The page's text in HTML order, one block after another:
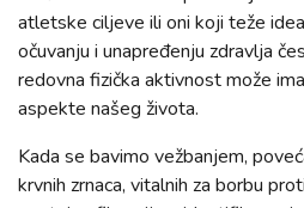
atletske ciljeve ili oni koji teže
očuvanju i unapređenju zdravlja
redovna fizička aktivnost može
aspekte našeg života.
Kada se bavimo vežbanjem,
krvnih zrnaca, vitalnih za borbu